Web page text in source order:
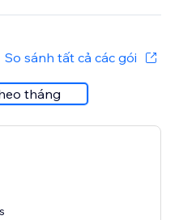
So sánh tất cả các gói
tháng